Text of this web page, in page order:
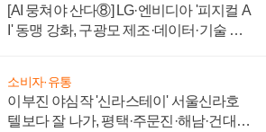
[AI 뭉쳐야 산다⑧] LG·엔비디아 '피지컬 A
I' 동맹 강화, 구광모 제조·데이터·기술 결
소비자·유통
이부진 야심작 '신라스테이' 서울신라호
텔보다 잘 나가, 평택·주문진·해남·건대로